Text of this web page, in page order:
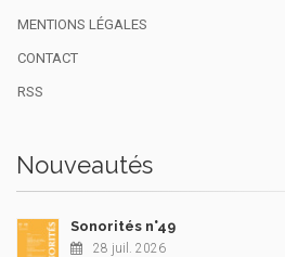
MENTIONS LÉGALES
CONTACT
RSS
Nouveautés
Sonorités n°49
28 juil. 2026